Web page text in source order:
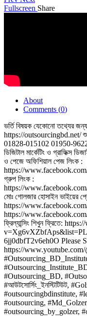
Fullscreen Share
About
Comments (0)
ভর্তি বিষয়ক যেকোনো তথ্যের
https://outsourcingbd.net/
01828-015102 01950-
ডিজিটাল মার্কেটিং ও গ্রাফিক্স
ও পেজে অফিশিয়াল পেজ লিংক :
https://
গ্রুপ লিংক :
https://
মোঃ গোলজার হোসাইন ভাইয়ের
https://
https://www.facebook.com/
ফ্রিল্যান্সিং শিখুন ফ্রিতে:
6jj0dbfT2v6eh0O Please
https://www.youtube.com/
#Outsourcing_BD_Institute​,
#Outsourcing_BD,
#আউটসোর্সিং_ইনস্টিটিউট,
#outsourcingbdinstitute,
#outsourcing,
#outsourcing_by_golzer,